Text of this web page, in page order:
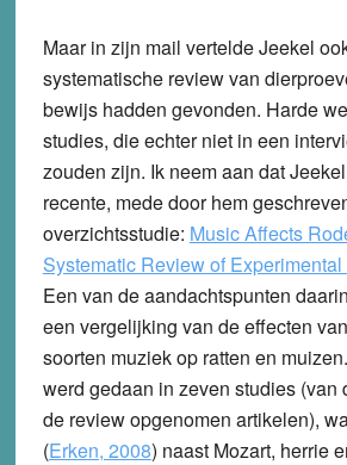
Maar in zijn mail vertelde Jeekel
systematische review van
bewijs hadden gevonden. Harde
studies, die echter niet in een
zouden zijn. Ik neem aan dat
recente, mede door hem
overzichtsstudie: Music Affects
Systematic Review of
Een van de aandachtspunten
een vergelijking van de effecten
soorten muziek op ratten en
werd gedaan in zeven studies (van
de review opgenomen artikelen),
(Erken, 2008) naast Mozart, herrie